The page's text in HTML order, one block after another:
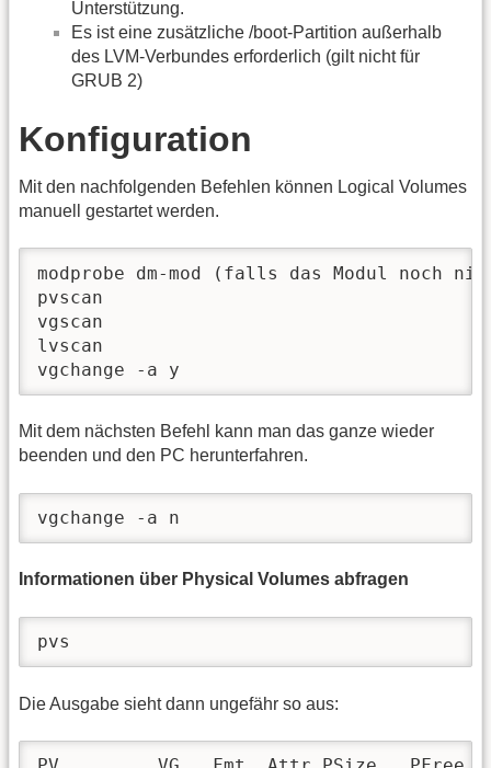
Unterstützung.
Es ist eine zusätzliche /boot-Partition außerhalb
des LVM-Verbundes erforderlich (gilt nicht für
GRUB 2)
Konfiguration
Mit den nachfolgenden Befehlen können Logical Volumes
manuell gestartet werden.
modprobe dm-mod (falls das Modul noch
pvscan
vgscan
lvscan
vgchange -a y
Mit dem nächsten Befehl kann man das ganze wieder
beenden und den PC herunterfahren.
vgchange -a n
Informationen über Physical Volumes abfragen
pvs
Die Ausgabe sieht dann ungefähr so aus: